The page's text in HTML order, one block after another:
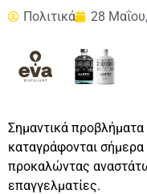
Πολιτικά 28
Σημαντικά προβλήματα
καταγράφονται
προκαλώντας
επαγγελματίες.